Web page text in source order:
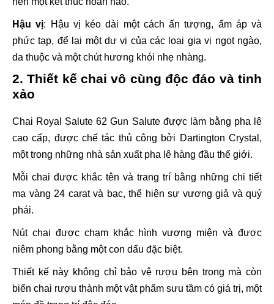
Hậu vị: Hậu vị kéo dài một cách ấn tượng, ấm áp và
phức tạp, để lại một dư vị của các loại gia vị ngọt ngào,
da thuộc và một chút hương khói nhẹ nhàng.
2. Thiết kế chai vô cùng độc đáo và tinh
xảo
Chai Royal Salute 62 Gun Salute được làm bằng pha lê
cao cấp, được chế tác thủ công bởi Dartington Crystal,
một trong những nhà sản xuất pha lê hàng đầu thế giới.
Mỗi chai được khắc tên và trang trí bằng những chi tiết
mạ vàng 24 carat và bạc, thể hiện sự vương giả và quý
phái.
Nút chai được chạm khắc hình vương miện và được
niêm phong bằng một con dấu đặc biệt.
Thiết kế này không chỉ bảo vệ rượu bên trong mà còn
biến chai rượu thành một vật phẩm sưu tầm có giá trị, một